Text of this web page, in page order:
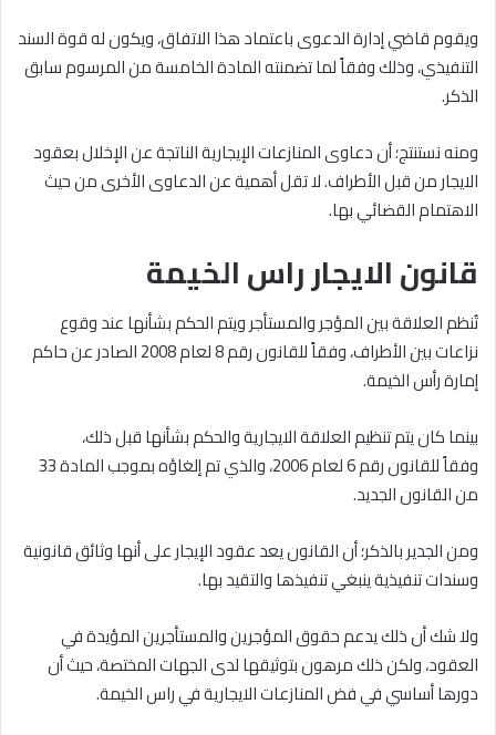
ويقوم قاضي إدارة الدعوى باعتماد هذا الاتفاق، ويكون له قوة السند
التنفيذي، وذلك وفقاً لما تضمنته المادة الخامسة من المرسوم سابق
الذكر.
ومنه نستنتج؛ أن دعاوى المنازعات الإيجارية الناتجة عن الإخلال بعقود
الايجار من قبل الأطراف. لا تقل أهمية عن الدعاوى الأخرى من حيث
الاهتمام القضائي بها.
قانون الايجار راس الخيمة
تُنظم العلاقة بين المؤجر والمستأجر ويتم الحكم بشأنها عند وقوع
نزاعات بين الأطراف، وفقاً للقانون رقم 8 لعام 2008 الصادر عن حاكم
إمارة رأس الخيمة.
بينما كان يتم تنظيم العلاقة الايجارية والحكم بشأنها قبل ذلك،
وفقاً للقانون رقم 6 لعام 2006، والذي تم إلغاؤه بموجب المادة 33
من القانون الجديد.
ومن الجدير بالذكر؛ أن القانون يعد عقود الإيجار على أنها وثائق قانونية
وسندات تنفيذية ينبغي تنفيذها والتقيد بها.
ولا شك أن ذلك يدعم حقوق المؤجرين والمستأجرين المؤيدة في
العقود، ولكن ذلك مرهون بتوثيقها لدى الجهات المختصة، حيث أن
دورها أساسي في فض المنازعات الايجارية في راس الخيمة.